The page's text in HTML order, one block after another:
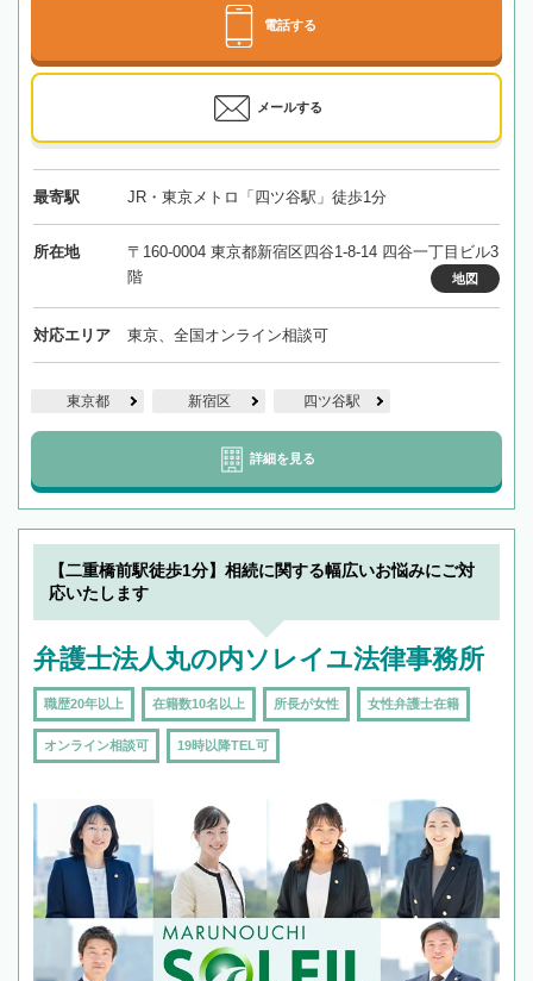
電話する
メールする
最寄駅 JR・東京メトロ「四ツ谷駅」徒歩1分
所在地
〒160-0004 東京都新宿区四谷1-8-14 四谷一丁目ビル3
階
地図
対応エリア 東京、全国オンライン相談可
東京都 新宿区 四ツ谷駅
詳細を見る
【二重橋前駅徒歩1分】相続に関する幅広いお悩みにご対
応いたします
弁護士法人丸の内ソレイユ法律事務所
職歴20年以上 在籍数10名以上 所長が女性 女性弁護士在籍
オンライン相談可 19時以降TEL可